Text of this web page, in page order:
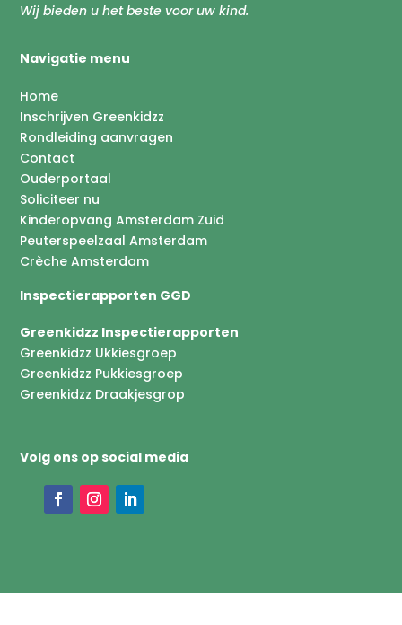
Wij bieden u het beste voor uw kind.
Navigatie menu
Home
Inschrijven Greenkidzz
Rondleiding aanvragen
Contact
Ouderportaal
Soliciteer nu
Kinderopvang Amsterdam Zuid
Peuterspeelzaal Amsterdam
Crèche Amsterdam
Inspectierapporten GGD
Greenkidzz Inspectierapporten
Greenkidzz Ukkiesgroep
Greenkidzz Pukkiesgroep
Greenkidzz Draakjesgrop
Volg ons op social media